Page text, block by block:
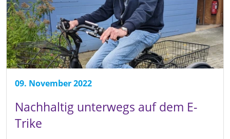
09. November 2022
Nachhaltig unterwegs auf dem E-
Trike